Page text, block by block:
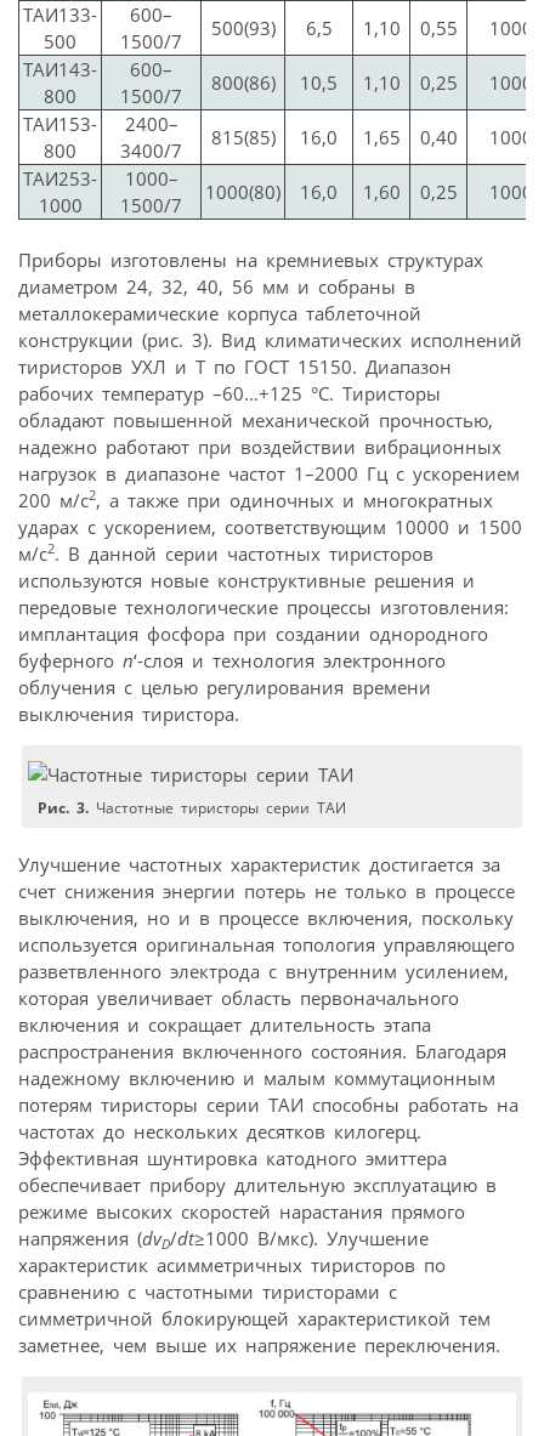
ТАИ133-
500
600–
1500/7
500(93) 6,5 1,10 0,55
1000
ТАИ143-
800
600–
1500/7
800(86) 10,5 1,10 0,25
1000
ТАИ153-
800
2400–
3400/7
815(85) 16,0 1,65 0,40
1000
ТАИ253-
1000
1000–
1500/7
1000(80) 16,0 1,60 0,25 1000
Приборы изготовлены на кремниевых структурах
диаметром 24, 32, 40, 56 мм и собраны в
металлокерамические корпуса таблеточной
конструкции (рис. 3). Вид климатических исполнений
тиристоров УХЛ и Т по ГОСТ 15150. Диапазон
рабочих температур –60…+125 °С. Тиристоры
обладают повышенной механической прочностью,
надежно работают при воздействии вибрационных
нагрузок в диапазоне частот 1–2000 Гц с ускорением
200 м/с2, а также при одиночных и многократных
ударах с ускорением, соответствующим 10000 и 1500
м/с2. В данной серии частотных тиристоров
используются новые конструктивные решения и
передовые технологические процессы изготовления:
имплантация фосфора при создании однородного
буферного n‘-слоя и технология электронного
облучения с целью регулирования времени
выключения тиристора.
Рис. 3. Частотные тиристоры серии ТАИ
Улучшение частотных характеристик достигается за
счет снижения энергии потерь не только в процессе
выключения, но и в процессе включения, поскольку
используется оригинальная топология управляющего
разветвленного электрода с внутренним усилением,
которая увеличивает область первоначального
включения и сокращает длительность этапа
распространения включенного состояния. Благодаря
надежному включению и малым коммутационным
потерям тиристоры серии ТАИ способны работать на
частотах до нескольких десятков килогерц.
Эффективная шунтировка катодного эмиттера
обеспечивает прибору длительную эксплуатацию в
режиме высоких скоростей нарастания прямого
напряжения (dvD/dt≥1000 В/мкс). Улучшение
характеристик асимметричных тиристоров по
сравнению с частотными тиристорами с
симметричной блокирующей характеристикой тем
заметнее, чем выше их напряжение переключения.